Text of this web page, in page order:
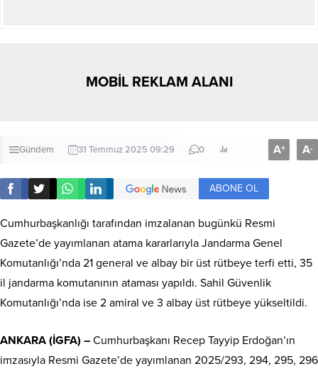
MOBİL REKLAM ALANI
Gündem 31 Temmuz 2025 09:29 0 A+ A-
ABONE OL
Cumhurbaşkanlığı tarafından imzalanan bugünkü Resmi
Gazete’de yayımlanan atama kararlarıyla Jandarma Genel
Komutanlığı’nda 21 general ve albay bir üst rütbeye terfi etti, 35
il jandarma komutanının ataması yapıldı. Sahil Güvenlik
Komutanlığı’nda ise 2 amiral ve 3 albay üst rütbeye yükseltildi.
ANKARA (İGFA) – Cumhurbaşkanı Recep Tayyip Erdoğan’ın
imzasıyla Resmi Gazete’de yayımlanan 2025/293, 294, 295, 296